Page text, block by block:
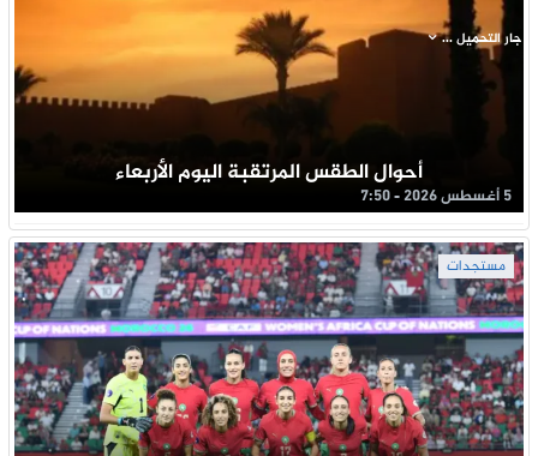
أحوال الطقس المرتقبة اليوم الأربعاء
5 أغسطس 2026 - 7:50
مستجدات
جار التحميل ...